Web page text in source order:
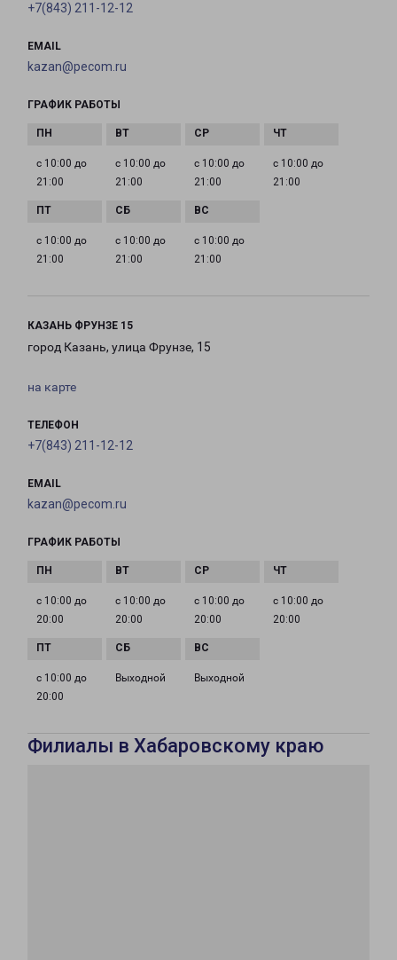
+7(843) 211-12-12
EMAIL
kazan@pecom.ru
ГРАФИК РАБОТЫ
с 10:00 до
21:00
с 10:00 до
21:00
с 10:00 до
21:00
с 10:00 до
21:00
с 10:00 до
21:00
с 10:00 до
21:00
с 10:00 до
21:00
КАЗАНЬ ФРУНЗЕ 15
город Казань, улица Фрунзе, 15
на карте
ТЕЛЕФОН
+7(843) 211-12-12
EMAIL
kazan@pecom.ru
ГРАФИК РАБОТЫ
с 10:00 до
20:00
с 10:00 до
20:00
с 10:00 до
20:00
с 10:00 до
20:00
с 10:00 до
20:00
Выходной Выходной
Филиалы в Хабаровскому краю